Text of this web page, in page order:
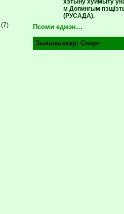
(7)
м Допингым
(РУСАДА).
Псоми еджэн…
Зыхыхьэхэр:Спорт